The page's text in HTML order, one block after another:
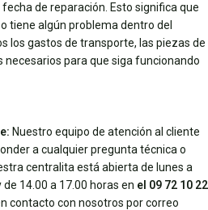
de reparación. Esto significa que
tiene algún problema dentro del
los gastos de transporte, las piezas de
necesarios para que siga funcionando
Nuestro equipo de atención al cliente
a cualquier pregunta técnica o
centralita está abierta de lunes a
14.00 a 17.00 horas en el 09 72 10 22
contacto con nosotros por correo